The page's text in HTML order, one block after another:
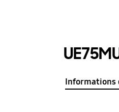
Informations